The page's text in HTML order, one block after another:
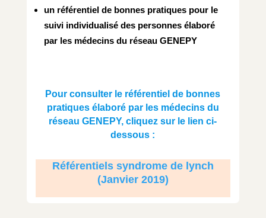
un référentiel de bonnes pratiques pour le
suivi individualisé des personnes élaboré
par les médecins du réseau GENEPY
Pour consulter le référentiel de bonnes
pratiques élaboré par les médecins du
réseau GENEPY, cliquez sur le lien ci-
dessous :
Référentiels syndrome de lynch
(Janvier 2019)